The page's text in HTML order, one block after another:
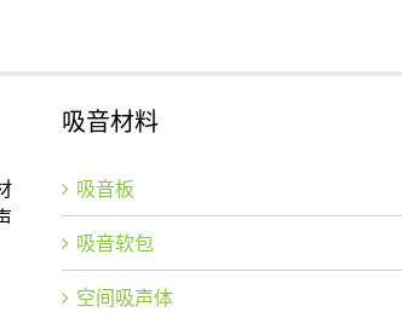
吸音材料
吸音板
吸音软包
空间吸声体